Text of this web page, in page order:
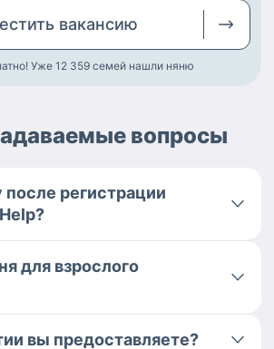
вакансию
Уже 12 359 семей нашли няню
вопросы
после регистрации
для взрослого
вы предоставляете?